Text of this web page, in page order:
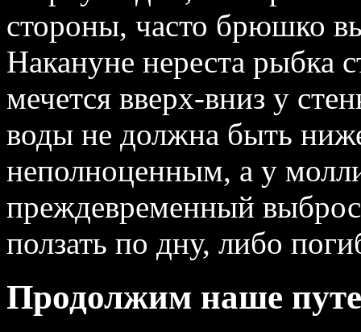
стороны, часто брюшко
Накануне нереста рыбка
мечется вверх‑вниз у
воды не должна быть
неполноценным, а у
преждевременный
ползать по дну, либо
Продолжим наше